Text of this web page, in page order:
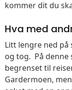
kommer dit du
Hva med
Litt lengre ned
og tog. På
begrenset til
Gardermoen,